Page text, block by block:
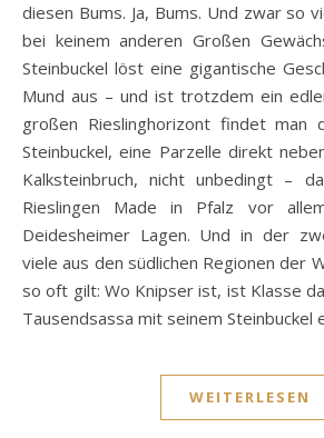
diesen Bums. Ja, Bums. Und zwar so
bei keinem anderen Großen
Steinbuckel löst eine gigantische
Mund aus – und ist trotzdem ein
großen Rieslinghorizont findet man
Steinbuckel, eine Parzelle direkt
Kalksteinbruch, nicht unbedingt –
Rieslingen Made in Pfalz vor
Deidesheimer Lagen. Und in der
viele aus den südlichen Regionen der
so oft gilt: Wo Knipser ist, ist Klasse
Tausendsassa mit seinem Steinbuckel
WEITERLESEN